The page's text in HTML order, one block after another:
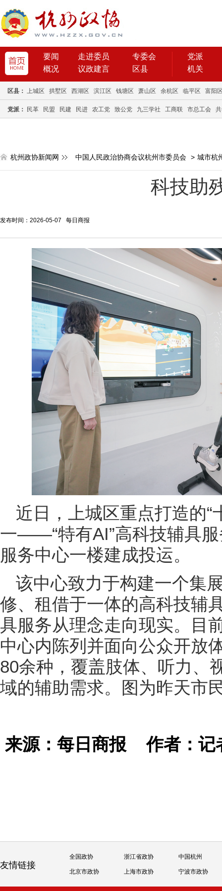
要闻 走进委员
专委会
概况
议政建言 区县
党派
机关
区县： 上城区 拱墅区 西湖区 滨江区 钱塘区 萧山区 余杭区 临平区 富阳
党派： 民革 民盟 民建 民进 农工党 致公党 九三学社 工商联 市总工会
杭州政协新闻网 中国人民政治协商会议杭州市委员会 > 城市杭
科技助
发布时间：2026-05-07 每日商报
近日，上城区重点打造的“
一——“特有AI”高科技辅具
服务中心一楼建成投运。
该中心致力于构建一个集
修、租借于一体的高科技辅
具服务从理念走向现实。目
中心内陈列并面向公众开放
80余种，覆盖肢体、听力、
域的辅助需求。图为昨天市
来源：每日商报作者：
友情链接
全国政协 浙江省政协 中国杭州
北京市政协 上海市政协 宁波市政协